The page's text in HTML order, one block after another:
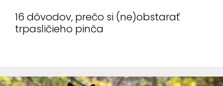
16 dôvodov, prečo si (ne)obstarať
trpasličieho pinča